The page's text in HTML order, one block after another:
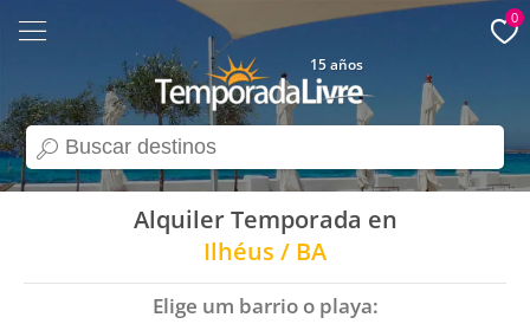
search
15 años
0
Alquiler Temporada en
Ilhéus / BA
Elige um barrio o playa: